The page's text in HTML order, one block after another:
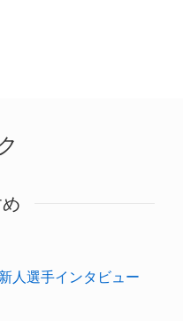
人選手インタビュー